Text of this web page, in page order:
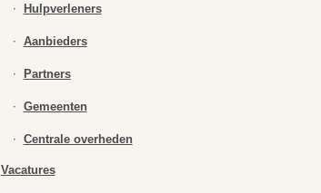
Hulpverleners
Aanbieders
Partners
Gemeenten
Centrale overheden
Vacatures